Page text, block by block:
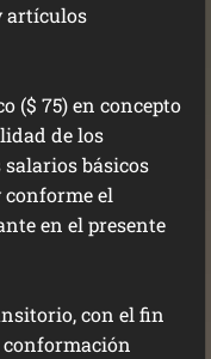
artículos
($ 75) en concepto
de los
básicos
el
en el presente
con el fin